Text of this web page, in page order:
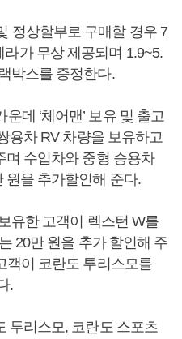
정상할부로 구매할 경우 7
가 무상 제공되며 1.9~5.
박스를 증정한다.
데 ‘체어맨’ 보유 및 출고
용차 RV 차량을 보유하고
며 수입차와 중형 승용차
원을 추가할인해 준다.
유한 고객이 렉스턴 W를
20만 원을 추가 할인해 주
객이 코란도 투리스모를
.
투리스모, 코란도 스포츠